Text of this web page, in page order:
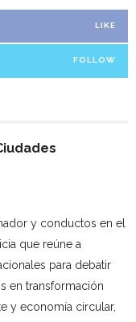
LIKE
FOLLOW
y conductos en el
que reúne a
para debatir
en transformación
y economía circular,